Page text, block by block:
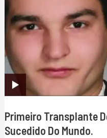
roubar
seus
dados
Primeiro Transplante
Sucedido Do Mundo.
de
Rosto
Mãos
bem-
sucedido
Mundo.